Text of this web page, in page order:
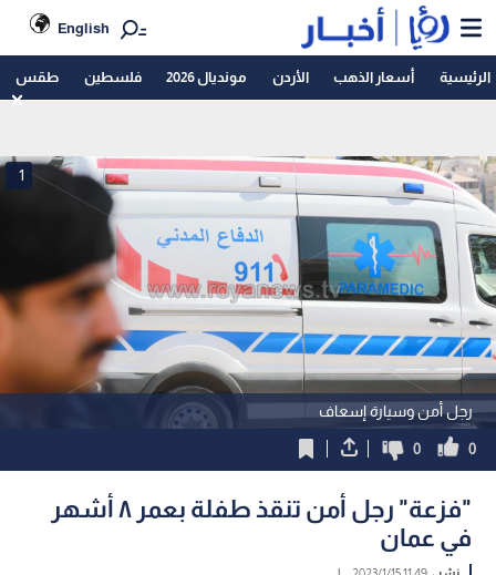
English
الرئيسية أسعار الذهب الأردن مونديال 2026 فلسطين طقس
رجل أمن وسيارة إسعاف
1
0
0
"فزعة" رجل أمن تنقذ طفلة بعمر ٨ أشهر
في عمان